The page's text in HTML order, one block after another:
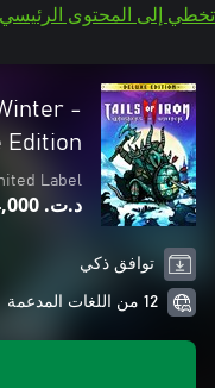
تخطي إلى المحتوى الرئيسي
-
Edition
Label
د.ت.‏ 84,000+
توافق ذكي
12 من اللغات المدعمة